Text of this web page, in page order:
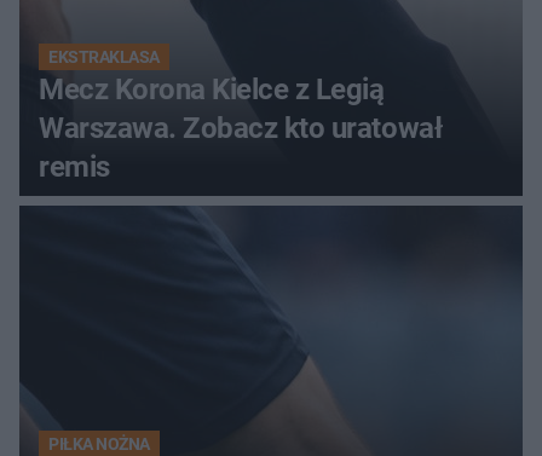
EKSTRAKLASA
Mecz Korona Kielce z Legią
Warszawa. Zobacz kto uratował
remis
PIŁKA NOŻNA